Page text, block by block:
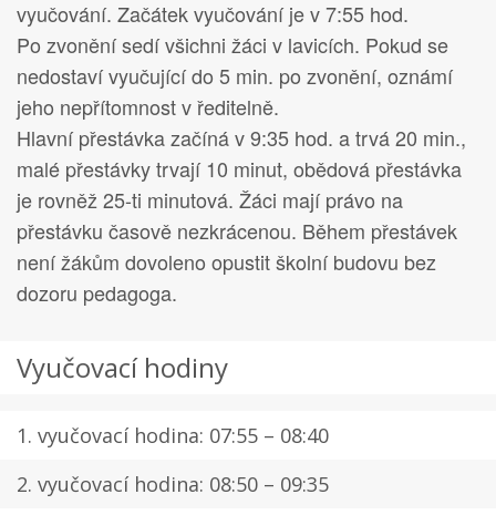
vyučování. Začátek vyučování je v 7:55 hod.
Po zvonění sedí všichni žáci v lavicích. Pokud se
nedostaví vyučující do 5 min. po zvonění, oznámí
jeho nepřítomnost v ředitelně.
Hlavní přestávka začíná v 9:35 hod. a trvá 20 min.,
malé přestávky trvají 10 minut, obědová přestávka
je rovněž 25-ti minutová. Žáci mají právo na
přestávku časově nezkrácenou. Během přestávek
není žákům dovoleno opustit školní budovu bez
dozoru pedagoga.
Vyučovací hodiny
1. vyučovací hodina: 07:55 – 08:40
2. vyučovací hodina: 08:50 – 09:35